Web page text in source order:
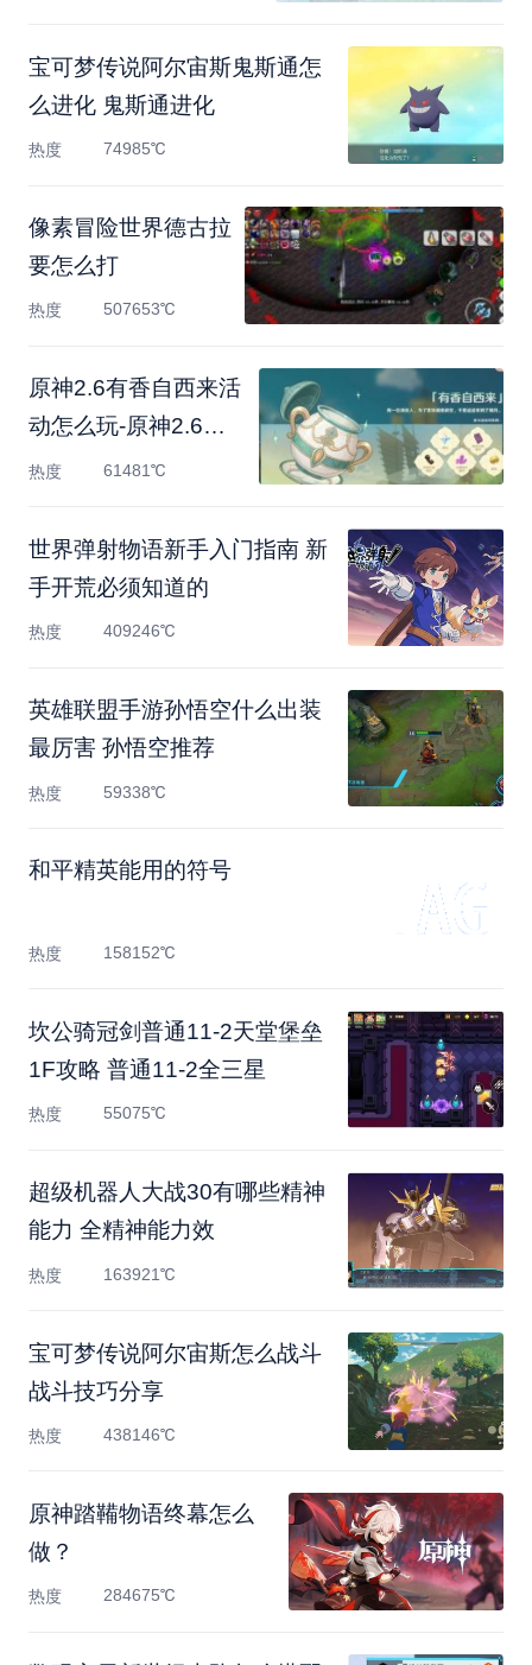
宝可梦传说阿尔宙斯鬼斯通怎
么进化 鬼斯通进化
热度 74985℃
像素冒险世界德古拉
要怎么打
热度 507653℃
原神2.6有香自西来活
动怎么玩-原神2.6有
香自西来
热度 61481℃
世界弹射物语新手入门指南 新
手开荒必须知道的
热度 409246℃
英雄联盟手游孙悟空什么出装
最厉害 孙悟空推荐
热度 59338℃
和平精英能用的符号
热度 158152℃
坎公骑冠剑普通11-2天堂堡垒
1F攻略 普通11-2全三星
热度 55075℃
超级机器人大战30有哪些精神
能力 全精神能力效
热度 163921℃
宝可梦传说阿尔宙斯怎么战斗
战斗技巧分享
热度 438146℃
原神踏鞴物语终幕怎么
做？
热度 284675℃